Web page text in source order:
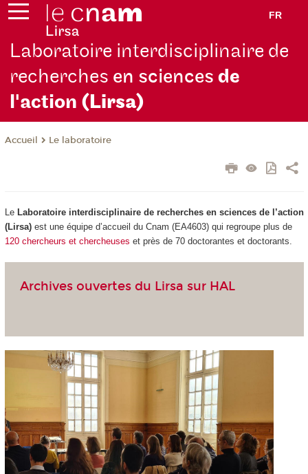
FR
Laboratoire interdisciplinaire de
recherches en sciencesde
l'action (Lirsa)
Accueil Le laboratoire
Le Laboratoire interdisciplinaire de recherches en sciences de l’action
(Lirsa)est une équipe d’accueil du Cnam (EA4603) qui regroupe plus de
120 chercheurs et chercheuses et près de 70 doctorantes et doctorants.
Archives ouvertes du Lirsa sur HAL